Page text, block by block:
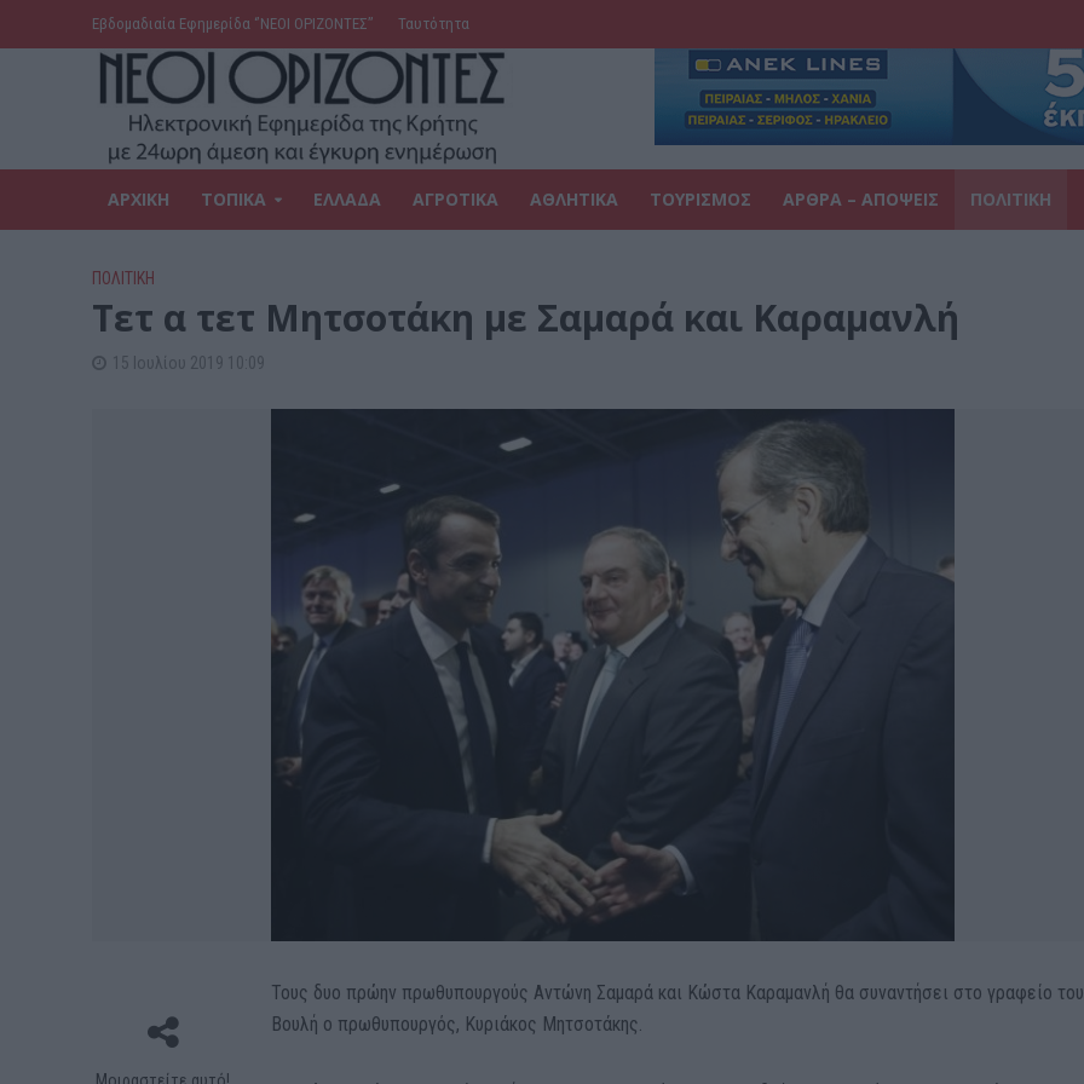
Εβδομαδιαία Εφημερίδα ‘’ΝΕΟΙ ΟΡΙΖΟΝΤΕΣ’’ Ταυτότητα
ΑΡΧΙΚΗ ΤΟΠΙΚΑ ΕΛΛΑΔΑ ΑΓΡΟΤΙΚΑ ΑΘΛΗΤΙΚΑ ΤΟΥΡΙΣΜΟΣ ΑΡΘΡΑ – ΑΠΟΨΕΙΣ ΠΟΛΙΤΙΚΗ
ΠΟΛΙΤΙΚΗ
Τετ α τετ Μητσοτάκη με Σαμαρά και Καραμανλή
15 Ιουλίου 2019 10:09
Τους δυο πρώην πρωθυπουργούς Αντώνη Σαμαρά και Κώστα Καραμανλή θα συναντήσει στο γραφείο
Βουλή ο πρωθυπουργός, Κυριάκος Μητσοτάκης.